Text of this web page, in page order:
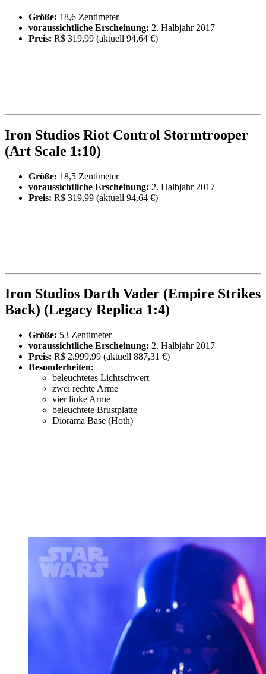
Größe: 18,6 Zentimeter
voraussichtliche Erscheinung: 2. Halbjahr 2017
Preis: R$ 319,99 (aktuell 94,64 €)
Iron Studios Riot Control Stormtrooper
(Art Scale 1:10)
Größe: 18,5 Zentimeter
voraussichtliche Erscheinung: 2. Halbjahr 2017
Preis: R$ 319,99 (aktuell 94,64 €)
Iron Studios Darth Vader (Empire Strikes
Back) (Legacy Replica 1:4)
Größe: 53 Zentimeter
voraussichtliche Erscheinung: 2. Halbjahr 2017
Preis: R$ 2.999,99 (aktuell 887,31 €)
Besonderheiten:
beleuchtetes Lichtschwert
zwei rechte Arme
vier linke Arme
beleuchtete Brustplatte
Diorama Base (Hoth)